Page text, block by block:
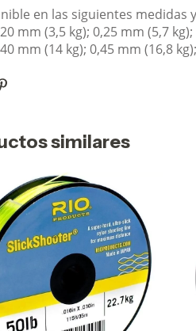
en las siguientes medidas
mm (3,5 kg); 0,25 mm (5,7
mm (14 kg); 0,45 mm (16,8
similares